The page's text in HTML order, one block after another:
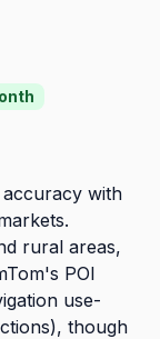
accuracy with
rural areas,
POI
use-
though